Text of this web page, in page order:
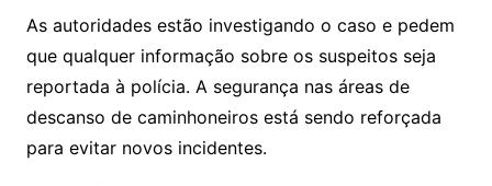
As autoridades estão investigando o caso e pedem
que qualquer informação sobre os suspeitos seja
reportada à polícia. A segurança nas áreas de
descanso de caminhoneiros está sendo reforçada
para evitar novos incidentes.